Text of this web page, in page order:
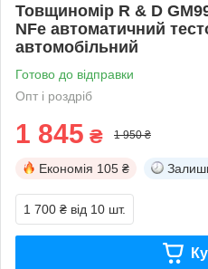
Товщиномір R & D
NFe автоматичний
автомобільний
Готово до відправки
Опт і роздріб
1 845 ₴ 1 950 ₴
Економія 105 ₴
1 700 ₴ від 10 шт.